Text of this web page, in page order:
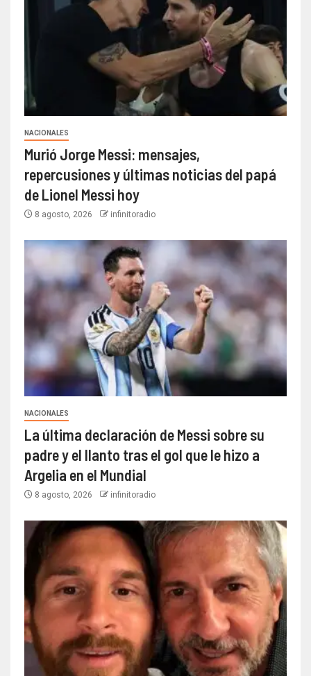
NACIONALES
Murió Jorge Messi: mensajes,
repercusiones y últimas noticias del papá
de Lionel Messi hoy
8 agosto, 2026 infinitoradio
NACIONALES
La última declaración de Messi sobre su
padre y el llanto tras el gol que le hizo a
Argelia en el Mundial
8 agosto, 2026 infinitoradio